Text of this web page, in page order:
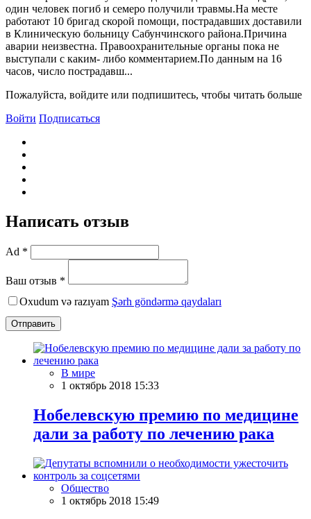
один человек погиб и семеро получили травмы.На месте
работают 10 бригад скорой помощи, пострадавших доставили
в Клиническую больницу Сабунчинского района.Причина
аварии неизвестна. Правоохранительные органы пока не
выступали с каким- либо комментарием.По данным на 16
часов, число пострадавш...
Пожалуйста, войдите или подпишитесь, чтобы читать больше
Войти Подписаться
Написать отзыв
Ad *
Ваш отзыв *
Oxudum və razıyam Şərh göndərmə qaydaları
Отправить
В мире
1 октябрь 2018 15:33
Нобелевскую премию по медицине
дали за работу по лечению рака
Общество
1 октябрь 2018 15:49